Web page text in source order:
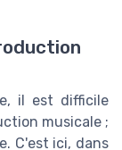
il est difficile
musicale ;
C'est ici, dans